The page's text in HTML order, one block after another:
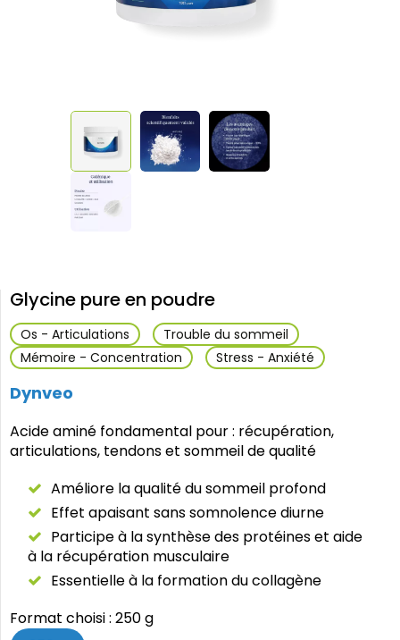
Glycine pure en poudre
Os - Articulations
Trouble du sommeil
Mémoire - Concentration
Stress - Anxiété
Dynveo
Acide aminé fondamental pour : récupération,
articulations, tendons et sommeil de qualité
Améliore la qualité du sommeil profond
Effet apaisant sans somnolence diurne
Participe à la synthèse des protéines et aide
à la récupération musculaire
Essentielle à la formation du collagène
Format choisi : 250 g